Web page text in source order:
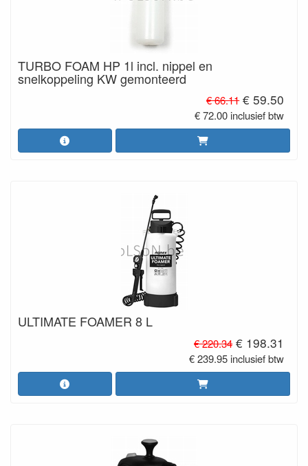
TURBO FOAM HP 1l incl. nippel en
snelkoppeling KW gemonteerd
€ 66.11 € 59.50
€ 72.00 inclusief btw
ULTIMATE FOAMER 8 L
€ 220.34 € 198.31
€ 239.95 inclusief btw